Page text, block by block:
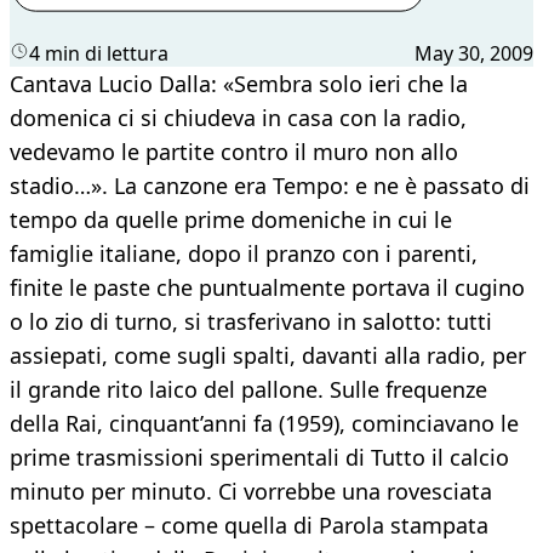
4 min di lettura May 30, 2009
Cantava Lucio Dalla: «Sembra solo ieri che la
domenica ci si chiudeva in casa con la radio,
vedevamo le partite contro il muro non allo
stadio…». La canzone era Tempo: e ne è passato di
tempo da quelle prime domeniche in cui le
famiglie italiane, dopo il pranzo con i parenti,
finite le paste che puntualmente portava il cugino
o lo zio di turno, si trasferivano in salotto: tutti
assiepati, come sugli spalti, davanti alla radio, per
il grande rito laico del pallone. Sulle frequenze
della Rai, cinquant’anni fa (1959), cominciavano le
prime trasmissioni sperimentali di Tutto il calcio
minuto per minuto. Ci vorrebbe una rovesciata
spettacolare – come quella di Parola stampata